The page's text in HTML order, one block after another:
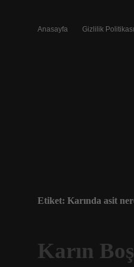
Anasayfa Gizlilik Politikası
Etiket: Karında asit
Karın